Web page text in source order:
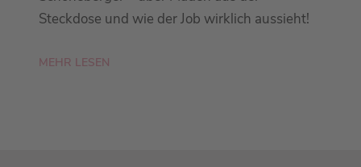
Steckdose und wie der Job wirklich aussieht!
MEHR LESEN